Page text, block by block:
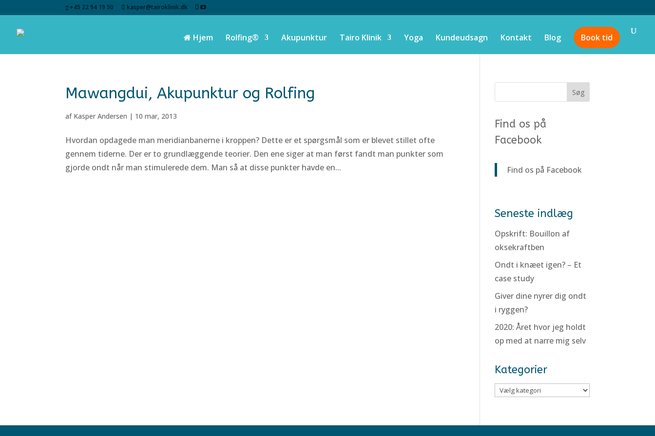
+45 22 94 19 50 kasper@tairoklinik.dk
Hjem Rolfing® Akupunktur Tairo Klinik Yoga Kundeudsagn Kontakt Blog Book tid
Mawangdui, Akupunktur og Rolfing
af Kasper Andersen | 10 mar, 2013
Hvordan opdagede man meridianbanerne i kroppen? Dette er et spørgsmål som er blevet stillet ofte
gennem tiderne. Der er to grundlæggende teorier. Den ene siger at man først fandt man punkter som
gjorde ondt når man stimulerede dem. Man så at disse punkter havde en...
Find os på
Facebook
Find os på Facebook
Seneste indlæg
Opskrift: Bouillon af
oksekraftben
Ondt i knæet igen? – Et
case study
Giver dine nyrer dig ondt
i ryggen?
2020: Året hvor jeg holdt
op med at narre mig selv
Kategorier
Kategorier